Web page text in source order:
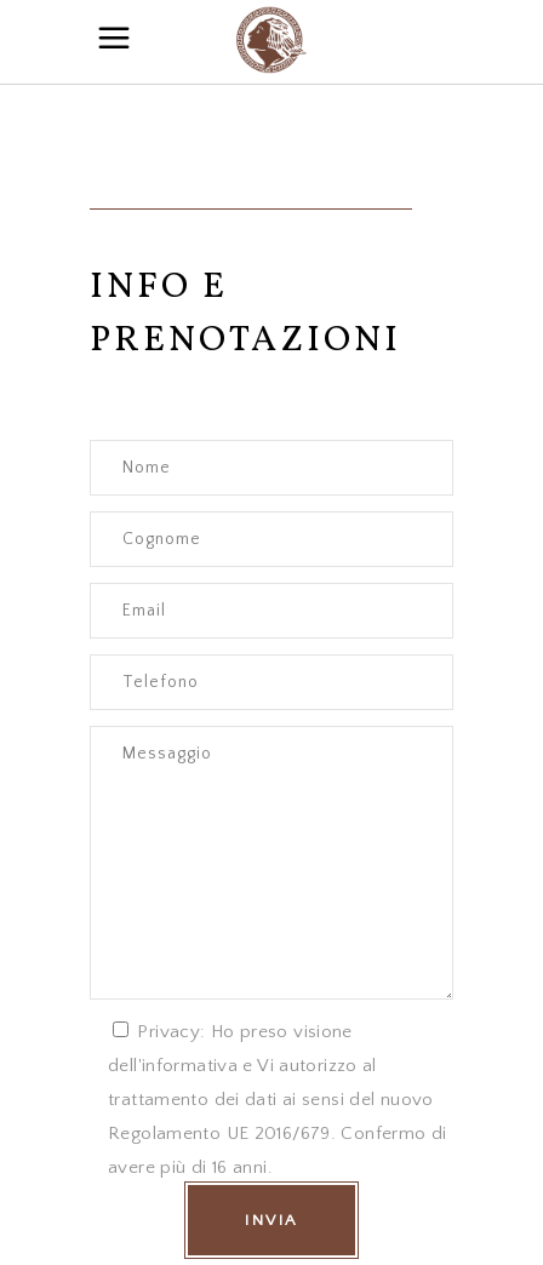
INFO E
PRENOTAZIONI
Privacy: Ho preso visione
dell'informativa e Vi autorizzo al
trattamento dei dati ai sensi del nuovo
Regolamento UE 2016/679. Confermo di
avere più di 16 anni.